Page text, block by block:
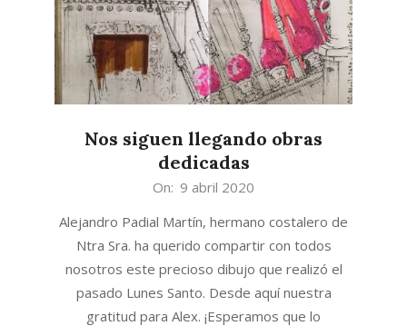
Nos siguen llegando obras
dedicadas
09
On: 9 abril 2020
Alejandro Padial Martín, hermano costalero de
Ntra Sra. ha querido compartir con todos
nosotros este precioso dibujo que realizó el
pasado Lunes Santo. Desde aquí nuestra
gratitud para Alex. ¡Esperamos que lo